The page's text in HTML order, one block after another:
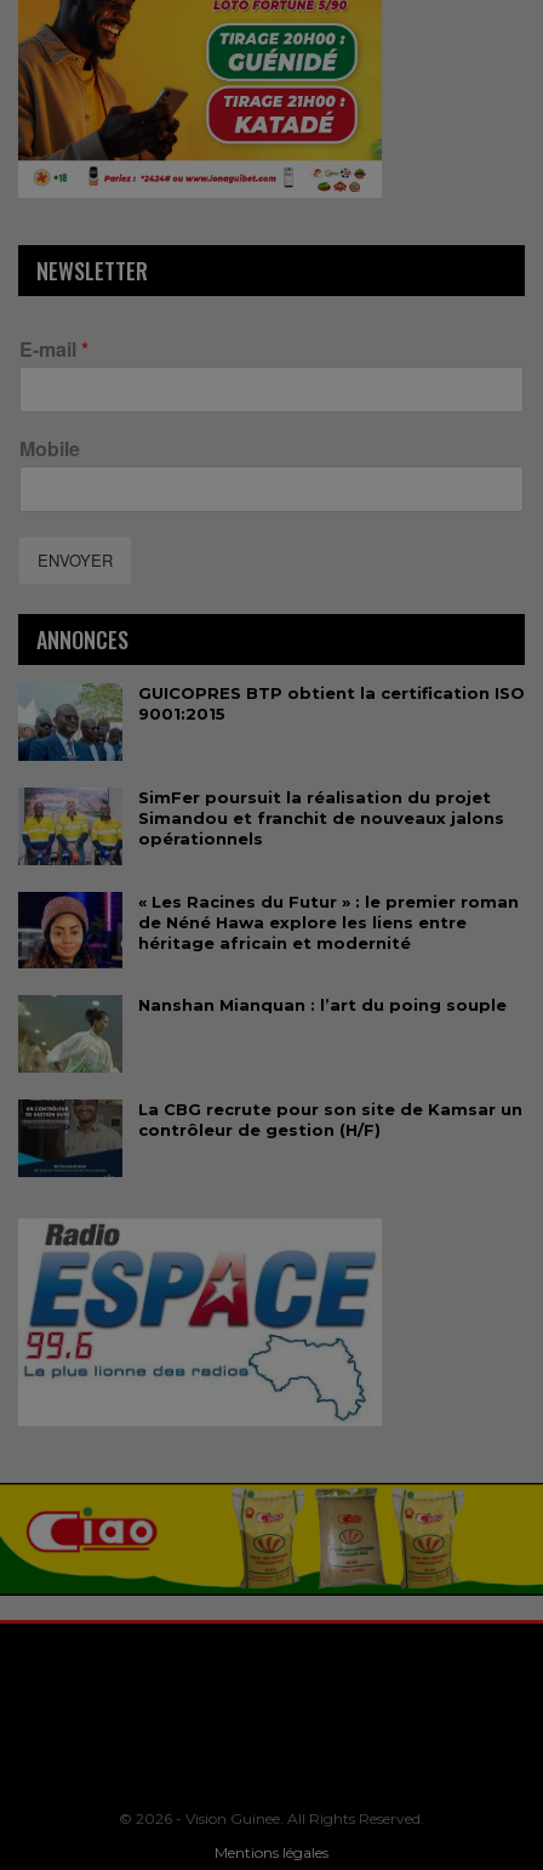
NEWSLETTER
E-mail *
Mobile
ENVOYER
ANNONCES
GUICOPRES BTP obtient la certification ISO
9001:2015
SimFer poursuit la réalisation du projet
Simandou et franchit de nouveaux jalons
opérationnels
« Les Racines du Futur » : le premier roman
de Néné Hawa explore les liens entre
héritage africain et modernité
Nanshan Mianquan : l’art du poing souple
La CBG recrute pour son site de Kamsar un
contrôleur de gestion (H/F)
© 2026 - Vision Guinee. All Rights Reserved.
Mentions légales